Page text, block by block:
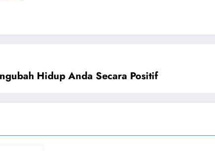
Hidup Anda Secara Positif